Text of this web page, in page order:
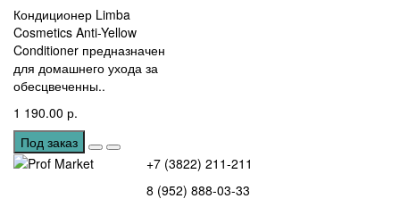
Кондиционер Limba
Cosmetics Anti-Yellow
Conditioner предназначен
для домашнего ухода за
обесцвеченны..
1 190.00 р.
Под заказ
+7 (3822) 211-211
8 (952) 888-03-33